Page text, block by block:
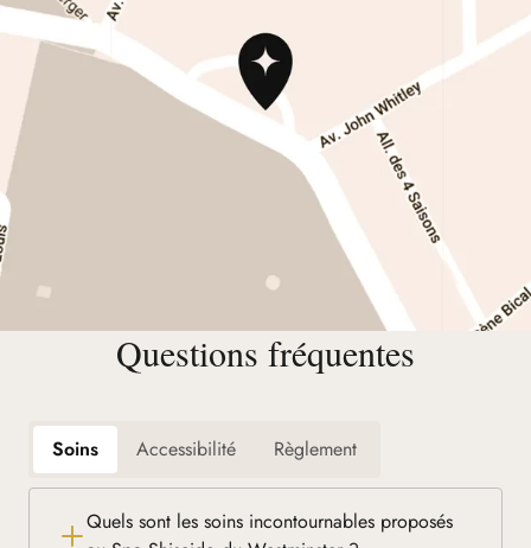
Questions fréquentes
Soins Accessibilité Règlement
Quels sont les soins incontournables proposés